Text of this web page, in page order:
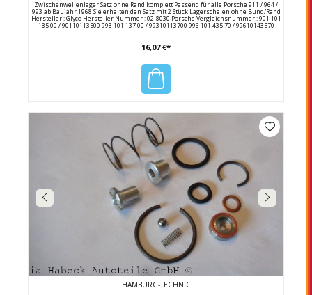
Zwischenwellenlager Satz ohne Rand komplett Passend für alle Porsche 911 / 964 /
993 ab Baujahr 1968 Sie erhalten den Satz mit 2 Stück Lagerschalen ohne Bund/Rand
Hersteller : Glyco Hersteller Nummer : 02-8030 Porsche Vergleichsnummer : 901 101
135 00 / 90110113500 993 101 137 00 / 99310113700 996 101 435 70 / 99610143570
16,07 €*
HAMBURG-TECHNIC